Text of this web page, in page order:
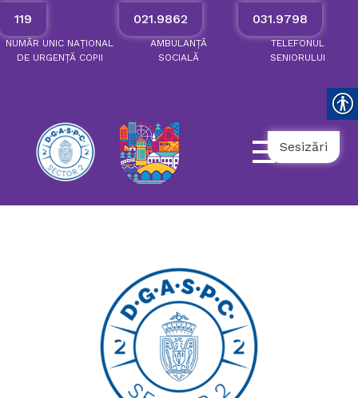
119
NUMĂR UNIC NAȚIONAL
DE URGENȚĂCOPII
021.9862
AMBULANȚĂ
SOCIALĂ
031.9798
TELEFONUL
SENIORULUI
Sesizări